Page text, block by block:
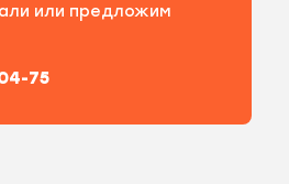
или предложим
75